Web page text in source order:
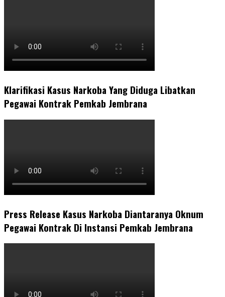
Klarifikasi Kasus Narkoba Yang Diduga Libatkan
Pegawai Kontrak Pemkab Jembrana
Press Release Kasus Narkoba Diantaranya Oknum
Pegawai Kontrak Di Instansi Pemkab Jembrana